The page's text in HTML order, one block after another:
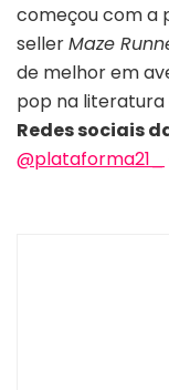
começou com a
sellerMaze
de melhor em
pop na
Redes sociais
@plataforma21_